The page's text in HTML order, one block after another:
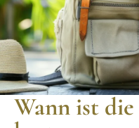
Wann ist die